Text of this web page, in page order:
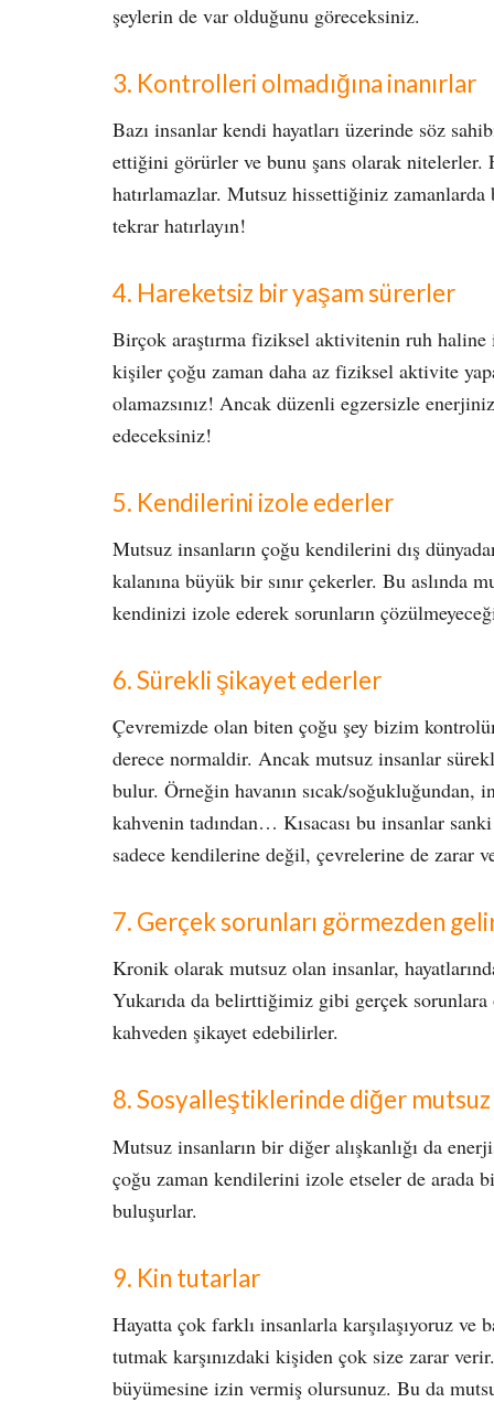
şeylerin de var olduğunu göreceksiniz.
3. Kontrolleri olmadığına inanırlar
Bazı insanlar kendi hayatları üzerinde söz
ettiğini görürler ve bunu şans olarak nitelerler.
hatırlamazlar. Mutsuz hissettiğiniz zamanlarda
tekrar hatırlayın!
4. Hareketsiz bir yaşam sürerler
Birçok araştırma fiziksel aktivitenin ruh
kişiler çoğu zaman daha az fiziksel aktivite
olamazsınız! Ancak düzenli egzersizle
edeceksiniz!
5. Kendilerini izole ederler
Mutsuz insanların çoğu kendilerini dış
kalanına büyük bir sınır çekerler. Bu aslında
kendinizi izole ederek sorunların
6. Sürekli şikayet ederler
Çevremizde olan biten çoğu şey bizim
derece normaldir. Ancak mutsuz insanlar
bulur. Örneğin havanın sıcak/soğukluğundan,
kahvenin tadından… Kısacası bu insanlar
sadece kendilerine değil, çevrelerine de zarar
7. Gerçek sorunları görmezden
Kronik olarak mutsuz olan insanlar,
Yukarıda da belirttiğimiz gibi gerçek
kahveden şikayet edebilirler.
8. Sosyalleştiklerinde diğer
Mutsuz insanların bir diğer alışkanlığı da
çoğu zaman kendilerini izole etseler de arada
buluşurlar.
9. Kin tutarlar
Hayatta çok farklı insanlarla karşılaşıyoruz
tutmak karşınızdaki kişiden çok size zarar
büyümesine izin vermiş olursunuz. Bu da